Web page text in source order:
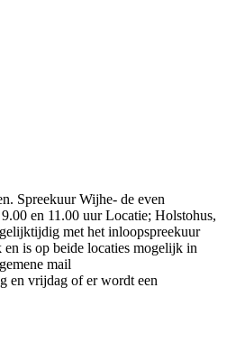
Spreekuur Wijhe- de even
en 11.00 uur Locatie; Holstohus,
met het inloopspreekuur
is op beide locaties mogelijk in
mail
vrijdag of er wordt een